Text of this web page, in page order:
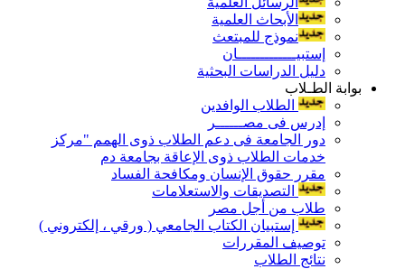
الأبحاث العلمية
نموذج للمبتعث
إستبيـــــــــــــان
دليل الدراسات البحثية
بوابة الطـلاب
الطلاب الوافدين
إدرس فى مصــــــر
دور الجامعة فى دعم الطلاب ذوى الهمم "مركز
خدمات الطلاب ذوى الإعاقة بجامعة دم
مقرر حقوق الإنسان ومكافحة الفساد
التصديقات والاستعلامات
طلاب من أجل مصر
إستبيان الكتاب الجامعي ( ورقي ، إلكتروني )
توصيف المقررات
نتائج الطلاب